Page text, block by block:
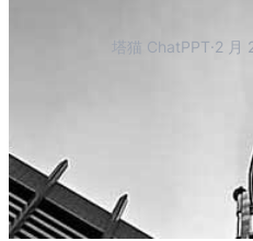
塔猫 ChatPPT·2 月